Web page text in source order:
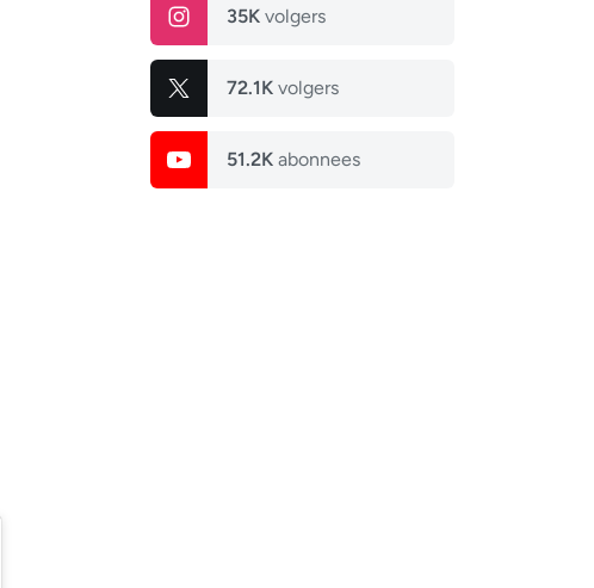
35K volgers
72.1K volgers
51.2K abonnees